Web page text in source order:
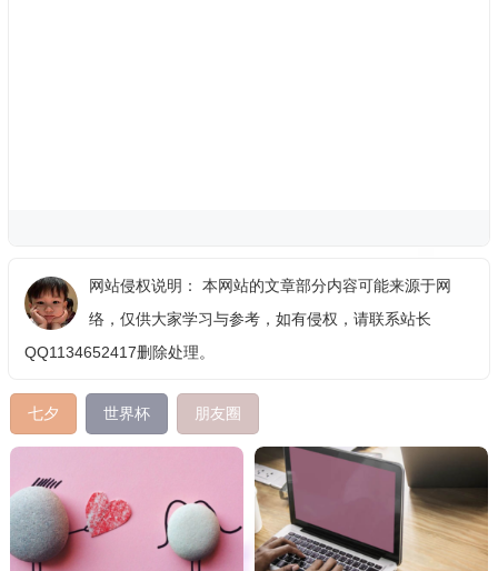
网站侵权说明： 本网站的文章部分内容可能来源于网
络，仅供大家学习与参考，如有侵权，请联系站长
QQ1134652417删除处理。
七夕 世界杯 朋友圈